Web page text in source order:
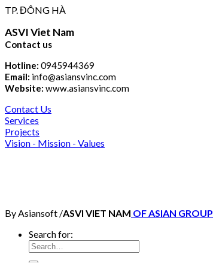
TP. ĐÔNG HÀ
ASVI Viet Nam
Contact us
Hotline: 0945944369
Email: info@asiansvinc.com
Website: www.asiansvinc.com
Contact Us
Services
Projects
Vision - Mission - Values
By Asiansoft /ASVI VIET NAM OF ASIAN GROUP
Search for: